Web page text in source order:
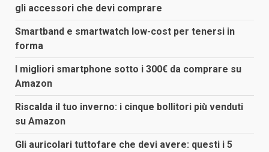
gli accessori che devi comprare
Smartband e smartwatch low-cost per tenersi in
forma
I migliori smartphone sotto i 300€ da comprare su
Amazon
Riscalda il tuo inverno: i cinque bollitori più venduti
su Amazon
Gli auricolari tuttofare che devi avere: questi i 5